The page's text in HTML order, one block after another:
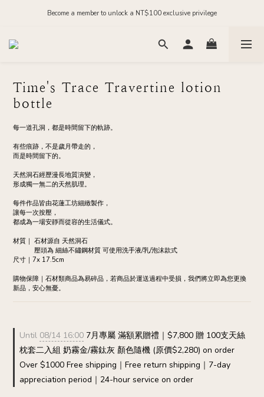
Order before midnight for next-day dispatch on in-stock items
Order before midnight for next-day dispatch on in-stock items
Time's Trace Travertine lotion
bottle
每一道孔洞，都是時間留下的軌跡。
有些痕跡，不是歲月帶走的，
而是時間留下的。
天然洞石經歷漫長地質演變，
形成獨一無二的天然肌理。
每件作品皆由花蓮工坊細緻製作，
讓每一次按壓，
都成為一場安靜而從容的生活儀式。
材質｜ 石材源自 天然洞石
            壓頭為 細絲不鏽鋼材質 可使用洗手液/乳/泡沫款式
尺寸｜7x 17.5cm
購物保障｜石材類商品為易碎品，若商品於運送過程中受損，我們將立即為您更換
新品，安心無憂。
Until 08/14 16:00 7月專屬 滿額累贈禮｜$7,800 贈 100支天絲
枕套二入組 奶霧金/霧鈦灰 顏色隨機 (原價$2,280) on order
Over $1000 Free shipping｜Free return shipping｜7-day
appreciation period｜24-hour service on order